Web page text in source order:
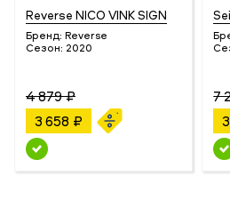
Reverse NICO VINK SIGN
Бренд: Reverse
Сезон: 2020
4 879 ₽
3 658 ₽
7